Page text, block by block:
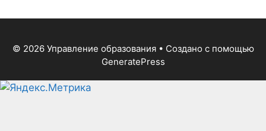
© 2026 Управление образования• Создано с помощью
GeneratePress